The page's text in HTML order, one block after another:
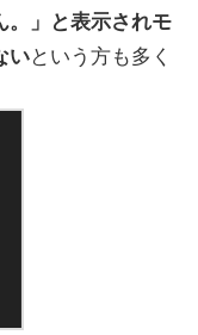
。」と表示されモ
いという方も多く